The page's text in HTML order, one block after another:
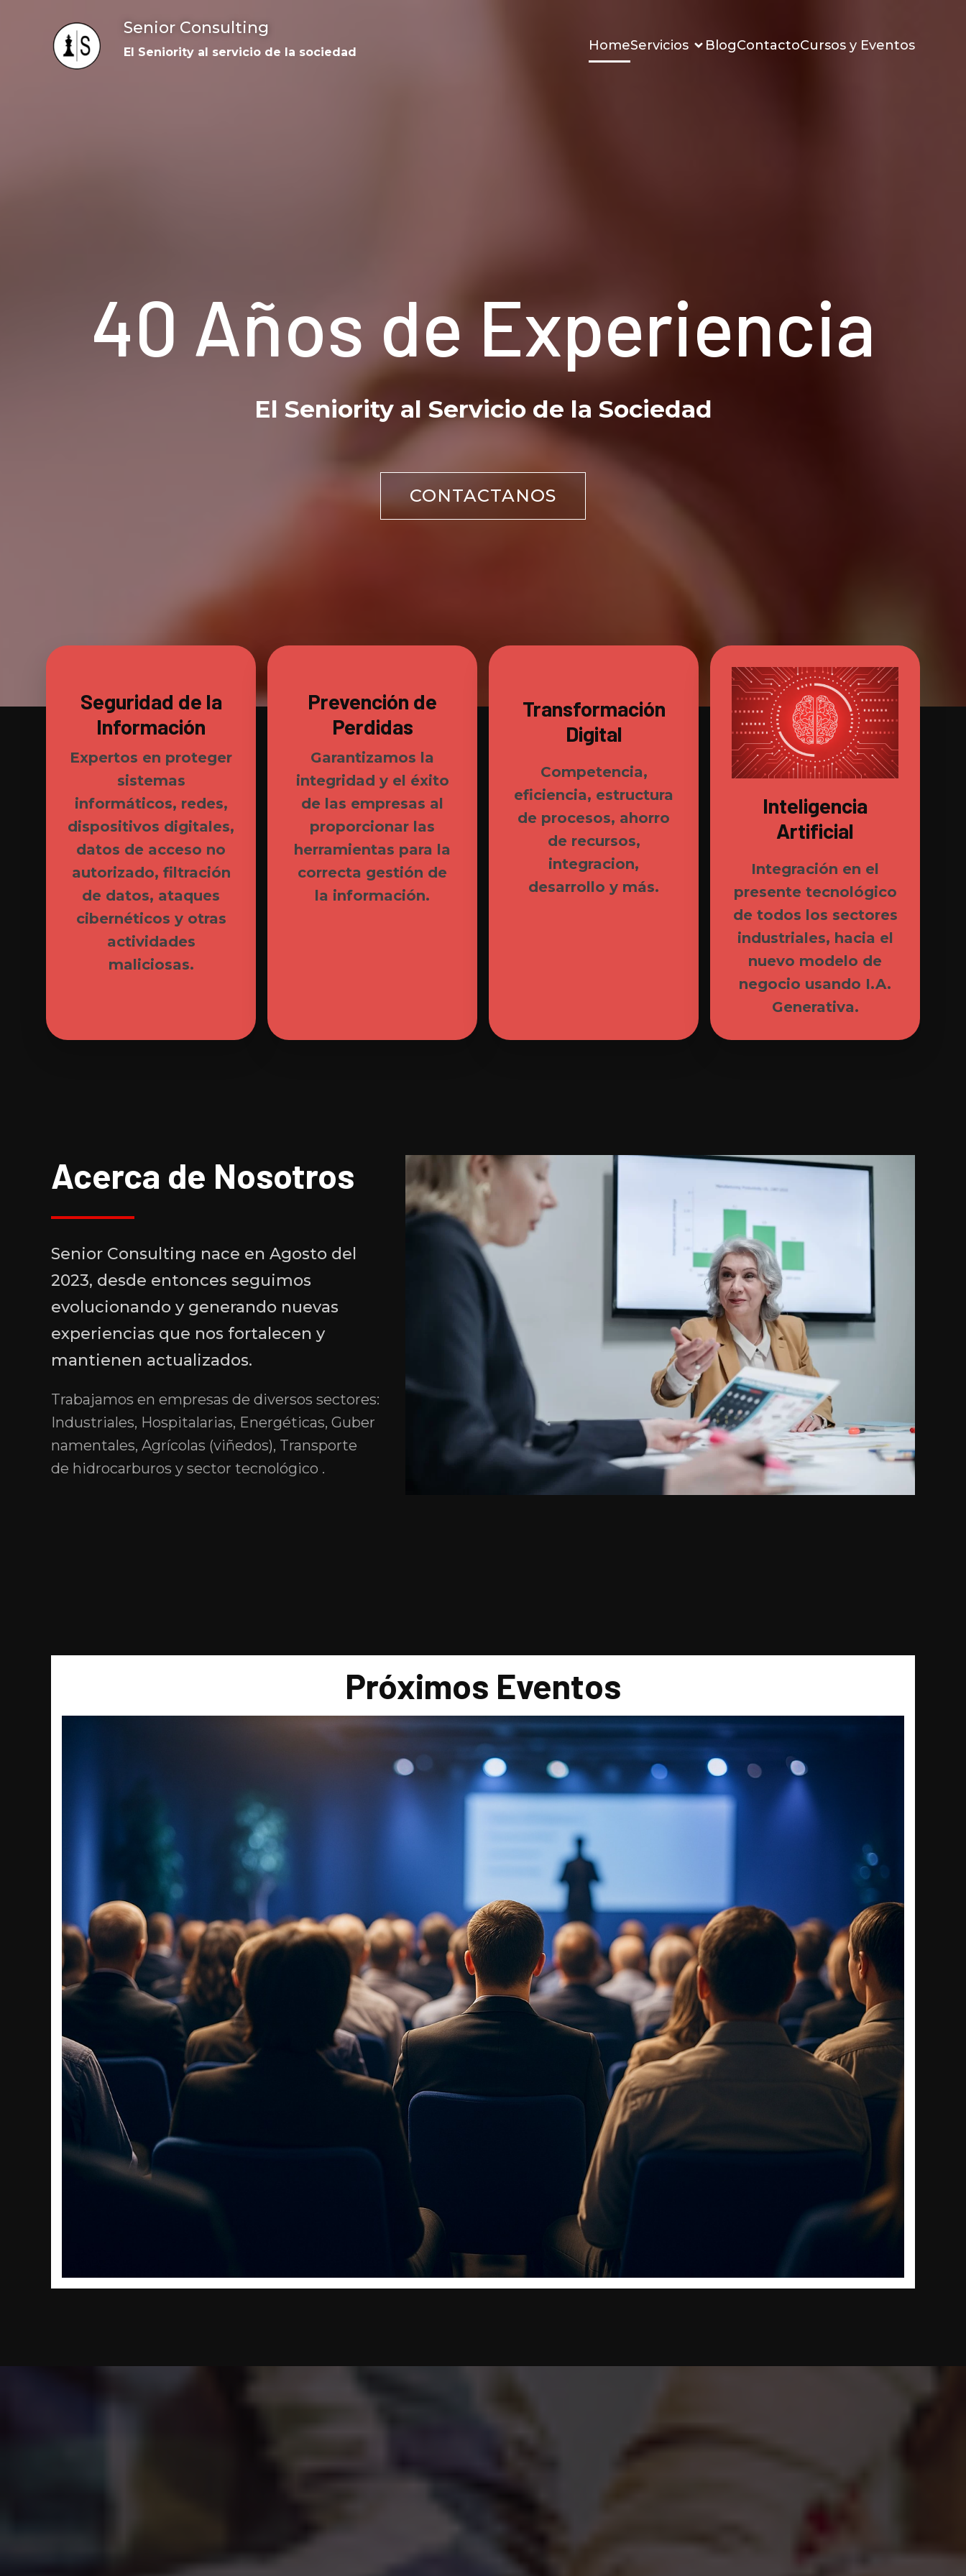
Senior Consulting
El Seniority al servicio de la sociedad HomeServicios BlogContactoCursos y Eventos
40 Años de Experiencia
El Seniority al Servicio de la Sociedad
CONTACTANOS
Seguridad de la
Información
Expertos en proteger
sistemas
informáticos, redes,
dispositivos digitales,
datos de acceso no
autorizado, filtración
de datos, ataques
cibernéticos y otras
actividades
maliciosas.
Prevención de
Perdidas
Garantizamos la
integridad y el éxito
de las empresas al
proporcionar las
herramientas para la
correcta gestión de
la información.
Transformación
Digital
Competencia,
eficiencia, estructura
de procesos, ahorro
de recursos,
integracion,
desarrollo y más.
Inteligencia
Artificial
Integración en el
presente tecnológico
de todos los sectores
industriales, hacia el
nuevo modelo de
negocio usando I.A.
Generativa.
Acerca de Nosotros
Senior Consulting nace en Agosto del
2023, desde entonces seguimos
evolucionando y generando nuevas
experiencias que nos fortalecen y
mantienen actualizados.
Trabajamos en empresas de diversos sectores:
Industriales, Hospitalarias, Energéticas, Guber
namentales, Agrícolas (viñedos), Transporte
de hidrocarburos y sector tecnológico .
Próximos Eventos